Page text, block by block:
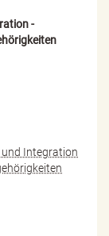
-
und Integration